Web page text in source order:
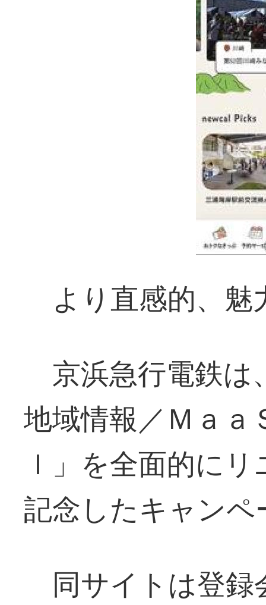
より直感的、魅
京浜急行電鉄は
地域情報／Ｍａａ
ｌ」を全面的に
記念したキャン
同サイトは登録